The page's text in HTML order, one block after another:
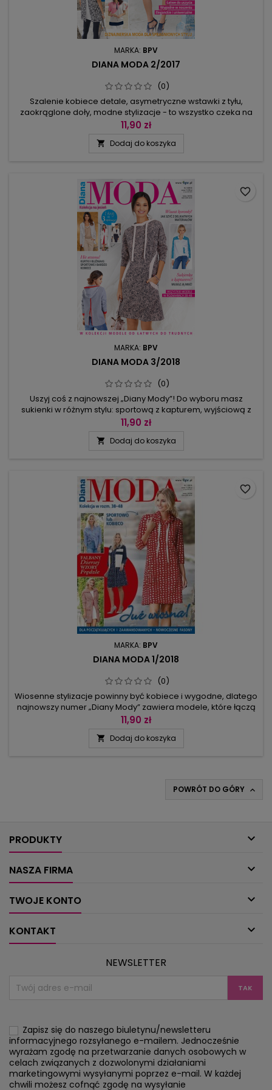
MARKA: BPV
DIANA MODA 2/2017
(0)
Szalenie kobiece detale, asymetryczne wstawki z tyłu,
zaokrąglone doły, modne stylizacje - to wszystko czeka na
was w letnim wydaniu Diany Mody. Koronki na dekolcie lub
sukienki z obniżonym stanem czy o linii A, rybaczki oraz
11,90 zł
 Dodaj do koszyka
MARKA: BPV
DIANA MODA 3/2018
(0)
Uszyj coś z najnowszej „Diany Mody”! Do wyboru masz
sukienki w różnym stylu: sportową z kapturem, wyjściową z
koronki, casualową z obniżonym dołem oraz elegancką z
plenerze nadaje się model z zaokrąglonym dekoltem i
11,90 zł
 Dodaj do koszyka
favorite_border
MARKA: BPV
DIANA MODA 1/2018
(0)
Wiosenne stylizacje powinny być kobiece i wygodne, dlatego
najnowszy numer „Diany Mody” zawiera modele, które łączą
szyk i sportowy styl. Proponujemy m.in. spódnicę na gumce,
kieszeniami, a przede wszystkim – sukienki: z elastycznego
11,90 zł
 Dodaj do koszyka
favorite_border
POWRÓT DO GÓRY 
PRODUKTY 
NASZA FIRMA 
TWOJE KONTO 
KONTAKT 
NEWSLETTER
Zapisz się do naszego biuletynu/newsletteru
informacyjnego rozsyłanego e-mailem. Jednocześnie
wyrażam zgodę na przetwarzanie danych osobowych w
celach związanych z dozwolonymi działaniami
marketingowymi wysyłanymi poprzez e-mail. W każdej
chwili możesz cofnąć zgodę na wysyłanie